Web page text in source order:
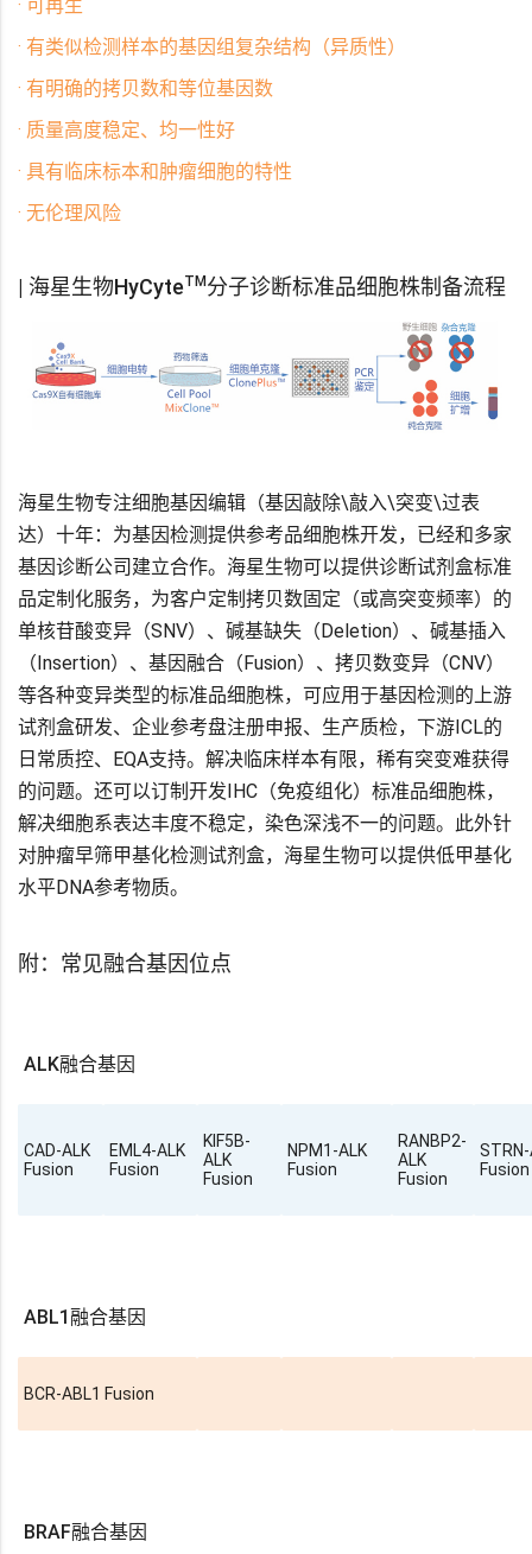
· 可再生
· 有类似检测样本的基因组复杂结构（异质性）
· 有明确的拷贝数和等位基因数
· 质量高度稳定、均一性好
· 具有临床标本和肿瘤细胞的特性
· 无伦理风险
| 海星生物HyCyteTM 分子诊断标准品细胞株制备流程
海星生物专注细胞基因编辑（基因敲除\敲入\突变\过表
达）十年：为基因检测提供参考品细胞株开发，已经和多家
基因诊断公司建立合作。海星生物可以提供诊断试剂盒标准
品定制化服务，为客户定制拷贝数固定（或高突变频率）的
单核苷酸变异（SNV）、碱基缺失（Deletion）、碱基插入
（Insertion）、基因融合（Fusion）、拷贝数变异（CNV）
等各种变异类型的标准品细胞株，可应用于基因检测的上游
试剂盒研发、企业参考盘注册申报、生产质检，下游ICL的
日常质控、EQA支持。解决临床样本有限，稀有突变难获得
的问题。还可以订制开发IHC（免疫组化）标准品细胞株，
解决细胞系表达丰度不稳定，染色深浅不一的问题。此外针
对肿瘤早筛甲基化检测试剂盒，海星生物可以提供低甲基化
水平DNA参考物质。
附：常见融合基因位点
ALK融合基因
CAD-ALK
Fusion
EML4-ALK
Fusion
KIF5B-
ALK
Fusion
NPM1-ALK
Fusion
RANBP2-
ALK
Fusion
STRN-
Fusion
ABL1融合基因
BCR-ABL1 Fusion
BRAF融合基因